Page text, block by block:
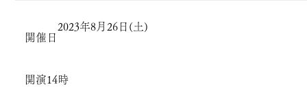
開催日
2023年8月26日(土)
開演14時